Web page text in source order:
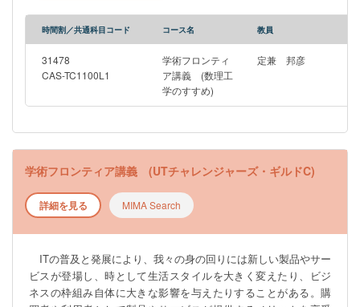
数理] 統計学ではさまざまな数理が現れます．いくつかの例につ
いて説明します． [線形システムの可制御性とその定量評価] 線
形システムの可制御性の概念はネットワーク科学と結びつき現
在でも盛んに研究されています．本講義では可制御性の定義と
その大きさを定量的に評価する方法を紹介し，現代的な話題に
も触れたいと思います． [機械学習の数理] 大量のデータから知
切に好みを集約する方法を数理的に解析する理論です。本講義
では、社会選択理論の基礎と応用について解説します。 -----------
------------------------------------------------- ※このゼミは4月6日（月）6限
知いたします。 ------------------------------------------------------------
時間割／共通科目コード コース名 教員
31478
CAS-TC1100L1
学術フロンティ
ア講義 (数理工
学のすすめ)
定兼 邦彦
学術フロンティア講義 (UTチャレンジャーズ・ギルドC)
詳細を見る MIMA Search
ITの普及と発展により、我々の身の回りには新しい製品やサー
ビスが登場し、時として生活スタイルを大きく変えたり、ビジ
ネスの枠組み自体に大きな影響を与えたりすることがある。購